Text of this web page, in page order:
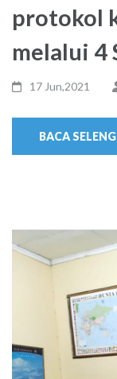
protokol
melalui 4
17 Jun,2021
BACA